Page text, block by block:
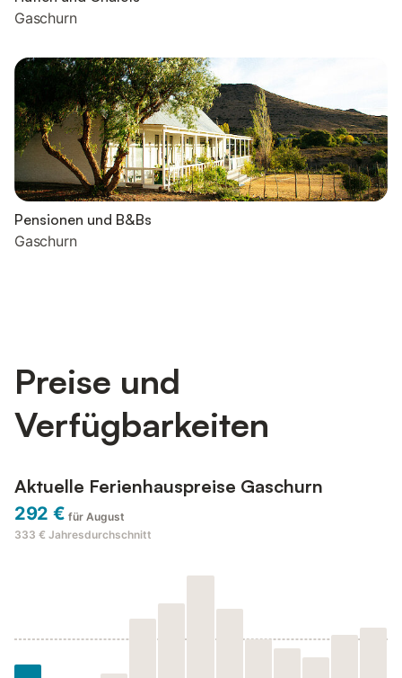
Gaschurn
Pensionen und B&Bs
Gaschurn
Preise und
Verfügbarkeiten
Aktuelle Ferienhauspreise Gaschurn
292 € für August
333 € Jahresdurchschnitt